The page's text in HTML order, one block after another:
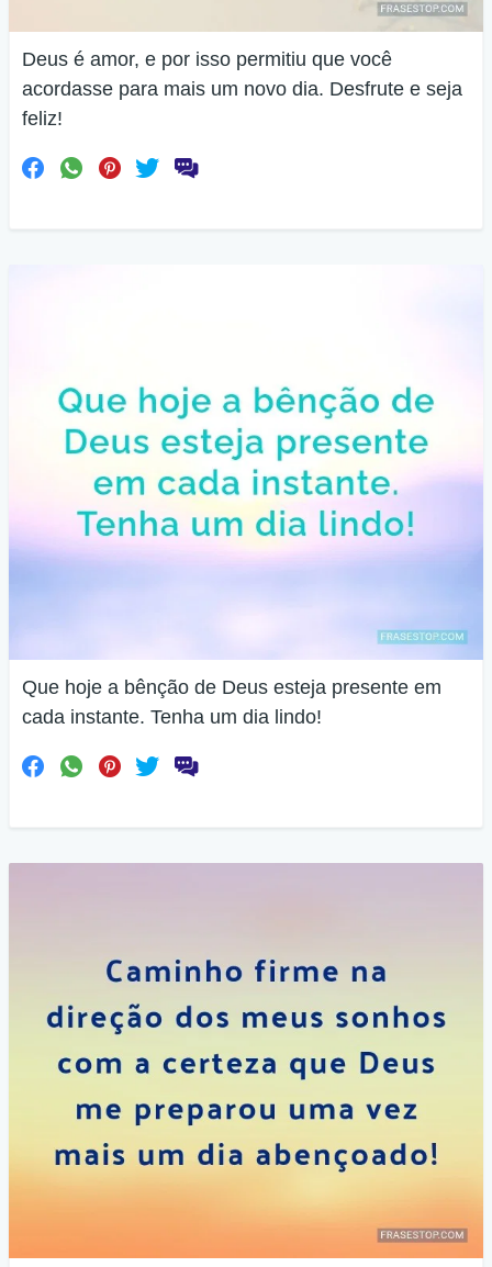
Deus é amor, e por isso permitiu que você
acordasse para mais um novo dia. Desfrute e seja
feliz!
Que hoje a bênção de Deus esteja presente em
cada instante. Tenha um dia lindo!